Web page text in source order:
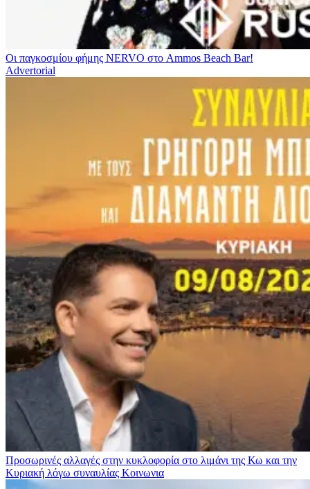
Οι παγκοσμίου φήμης NERVO στο Ammos Beach Bar!
Advertorial
Προσωρινές αλλαγές στην κυκλοφορία στο λιμάνι της Κω και την
Κυριακή λόγω συναυλίας Κοινωνια